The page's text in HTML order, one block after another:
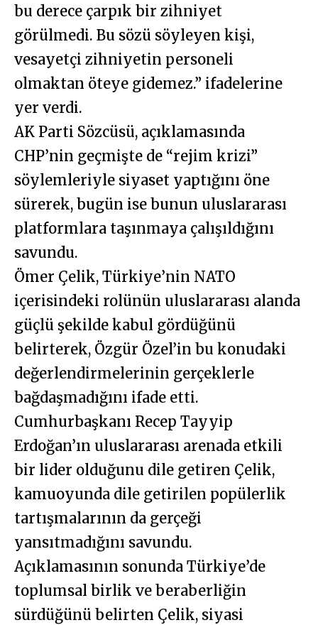
bu derece çarpık bir zihniyet
görülmedi. Bu sözü söyleyen kişi,
vesayetçi zihniyetin personeli
olmaktan öteye gidemez.” ifadelerine
yer verdi.
AK Parti Sözcüsü, açıklamasında
CHP’nin geçmişte de “rejim krizi”
söylemleriyle siyaset yaptığını öne
sürerek, bugün ise bunun uluslararası
platformlara taşınmaya çalışıldığını
savundu.
Ömer Çelik, Türkiye’nin NATO
içerisindeki rolünün uluslararası alanda
güçlü şekilde kabul gördüğünü
belirterek, Özgür Özel’in bu konudaki
değerlendirmelerinin gerçeklerle
bağdaşmadığını ifade etti.
Cumhurbaşkanı Recep Tayyip
Erdoğan’ın uluslararası arenada etkili
bir lider olduğunu dile getiren Çelik,
kamuoyunda dile getirilen popülerlik
tartışmalarının da gerçeği
yansıtmadığını savundu.
Açıklamasının sonunda Türkiye’de
toplumsal birlik ve beraberliğin
sürdüğünü belirten Çelik, siyasi